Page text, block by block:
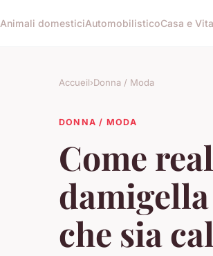
Animali domesticiAutomobilisticoCasa e Vita
Accueil›Donna / Moda
DONNA / MODA
Come
che sia